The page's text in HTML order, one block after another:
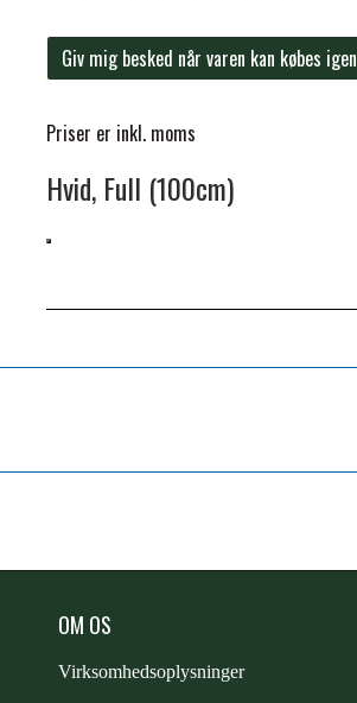
Giv mig besked når varen kan købes igen
Priser er inkl. moms
Hvid, Full (100cm)
OM OS
Virksomhedsoplysninger